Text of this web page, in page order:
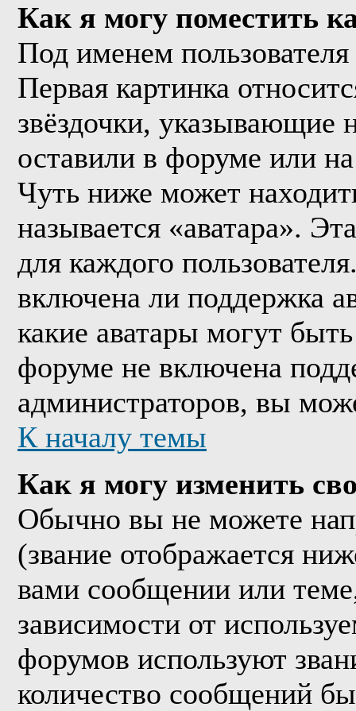
Как я могу поместить
Под именем
Первая картинка
звёздочки, указывающие
оставили в форуме или
Чуть ниже может
называется «аватара».
для каждого
включена ли поддержка
какие аватары могут
форуме не включена
администраторов, вы
К началу темы
Как я могу изменить
Обычно вы не можете
(звание отображается
вами сообщении или
зависимости от
форумов используют
количество сообщений